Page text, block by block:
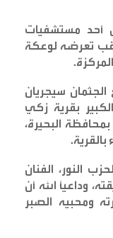
أحد مستشفيات
تعرضه لوعكة
.
سيجريان
بقرية زكي
البحيرة،
.
النور، الفنان
وداعياً الله أن
ومحبيه الصبر